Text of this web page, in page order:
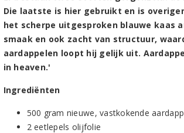
Die laatste is hier gebruikt en is
het scherpe uitgesproken blauwe kaas
smaak en ook zacht van structuur,
aardappelen loopt hij gelijk uit.
in heaven.'
Ingrediënten
500 gram nieuwe, vastkokende
2 eetlepels olijfolie